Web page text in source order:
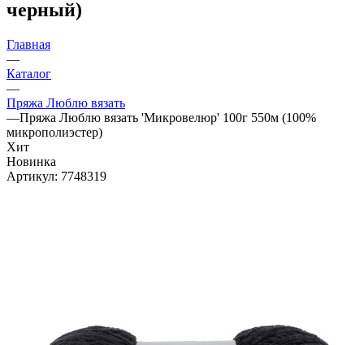
черный)
Главная
—
Каталог
—
Пряжа Люблю вязать
—Пряжа Люблю вязать 'Микровелюр' 100г 550м (100%
микрополиэстер)
Хит
Новинка
Артикул: 7748319